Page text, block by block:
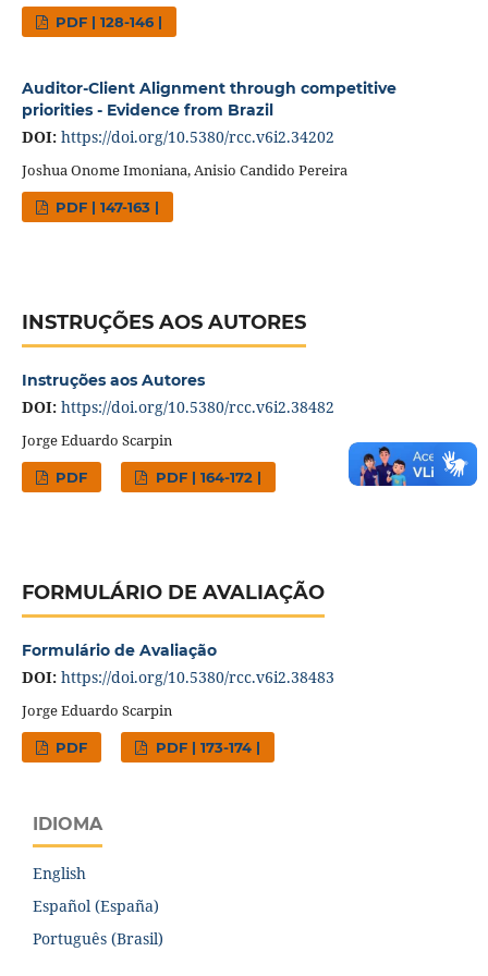
PDF | 128-146 |
Auditor-Client Alignment through competitive
priorities - Evidence from Brazil
DOI: https://doi.org/10.5380/rcc.v6i2.34202
Joshua Onome Imoniana, Anisio Candido Pereira
PDF | 147-163 |
INSTRUÇÕES AOS AUTORES
Instruções aos Autores
DOI: https://doi.org/10.5380/rcc.v6i2.38482
Jorge Eduardo Scarpin
PDF PDF | 164-172 |
FORMULÁRIO DE AVALIAÇÃO
Formulário de Avaliação
DOI: https://doi.org/10.5380/rcc.v6i2.38483
Jorge Eduardo Scarpin
PDF PDF | 173-174 |
IDIOMA
English
Español (España)
Português (Brasil)